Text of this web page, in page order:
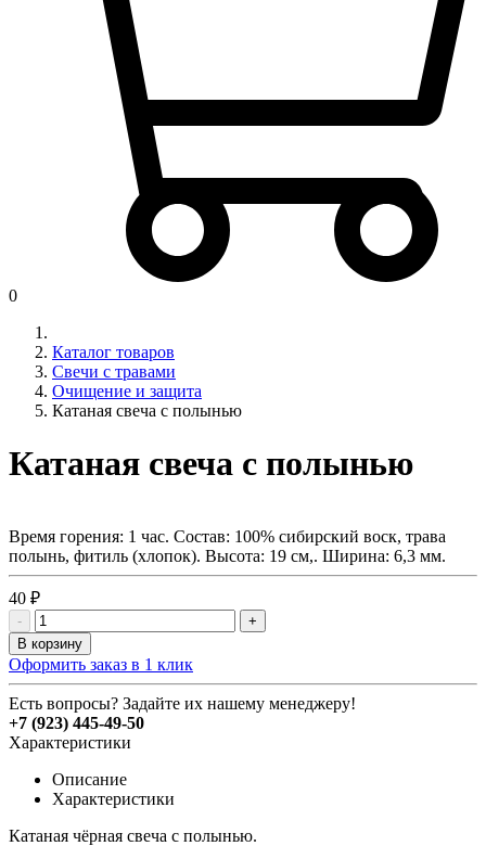
0
Каталог товаров
Свечи с травами
Очищение и защита
Катаная свеча с полынью
Катаная свеча с полынью
Время горения: 1 час. Состав: 100% сибирский воск, трава
полынь, фитиль (хлопок). Высота: 19 см,. Ширина: 6,3 мм.
40 ₽
-
+
В корзину
Оформить заказ в 1 клик
Есть вопросы? Задайте их нашему менеджеру!
+7 (923) 445-49-50
Характеристики
Описание
Характеристики
Катаная чёрная свеча с полынью.